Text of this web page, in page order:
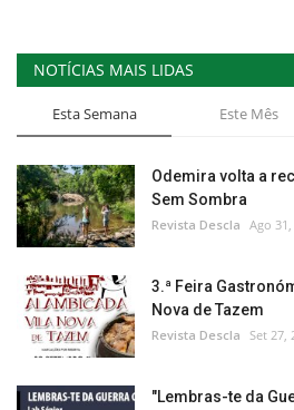
NOTÍCIAS MAIS LIDAS
Esta Semana Este Mês
Odemira volta a
Sem Sombra
Revista Descla Ago
3.ª Feira
Nova de Tazem
Revista Descla Set 27,
"Lembras-te da